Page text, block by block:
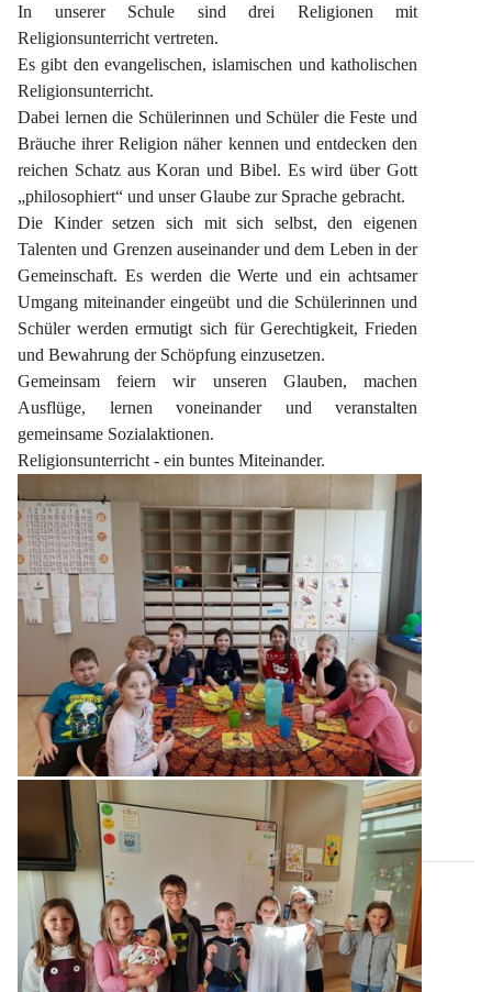
In unserer Schule sind drei Religionen mit
Religionsunterricht vertreten.
Es gibt den evangelischen, islamischen und katholischen
Religionsunterricht.
Dabei lernen die Schülerinnen und Schüler die Feste und
Bräuche ihrer Religion näher kennen und entdecken den
reichen Schatz aus Koran und Bibel. Es wird über Gott
„philosophiert“ und unser Glaube zur Sprache gebracht.
Die Kinder setzen sich mit sich selbst, den eigenen
Talenten und Grenzen auseinander und dem Leben in der
Gemeinschaft. Es werden die Werte und ein achtsamer
Umgang miteinander eingeübt und die Schülerinnen und
Schüler werden ermutigt sich für Gerechtigkeit, Frieden
und Bewahrung der Schöpfung einzusetzen.
Gemeinsam feiern wir unseren Glauben, machen
Ausflüge, lernen voneinander und veranstalten
gemeinsame Sozialaktionen.
Religionsunterricht - ein buntes Miteinander.